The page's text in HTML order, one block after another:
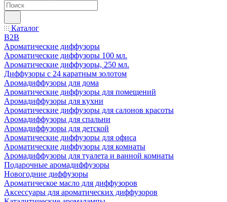
Каталог
B2B
Ароматические диффузоры
Ароматические диффузоры 100 мл.
Ароматические диффузоры, 250 мл.
Диффузоры с 24 каратным золотом
Аромадиффузоры для дома
Ароматические диффузоры для помещений
Аромадиффузоры для кухни
Ароматические диффузоры для салонов красоты
Аромадиффузоры для спальни
Аромадиффузоры для детской
Ароматические диффузоры для офиса
Ароматические диффузоры для комнаты
Аромадиффузоры для туалета и ванной комнаты
Подарочные аромадиффузоры
Новогодние диффузоры
Ароматическое масло для диффузоров
Аксессуары для ароматических диффузоров